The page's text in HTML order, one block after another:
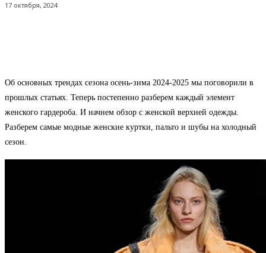
17 октября, 2024
Об основных трендах сезона осень-зима 2024-2025 мы поговорили в
прошлых статьях. Теперь постепенно разберем каждый элемент
женского гардероба. И начнем обзор с женской верхней одежды.
Разберем самые модные женские куртки, пальто и шубы на холодный
сезон.